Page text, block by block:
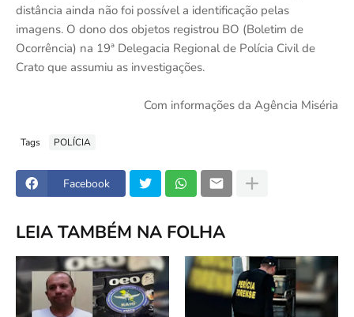
distância ainda não foi possível a identificação pelas
imagens. O dono dos objetos registrou BO (Boletim de
Ocorrência) na 19ª Delegacia Regional de Polícia Civil de
Crato que assumiu as investigações.
Com informações da Agência Miséria
Tags POLÍCIA
Facebook
LEIA TAMBÉM NA FOLHA